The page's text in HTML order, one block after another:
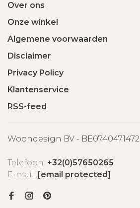
Over ons
Onze winkel
Algemene voorwaarden
Disclaimer
Privacy Policy
Klantenservice
RSS-feed
Woondesign BV - BE0740471472
Telefoon: +32(0)57650265
E-mail: [email protected]